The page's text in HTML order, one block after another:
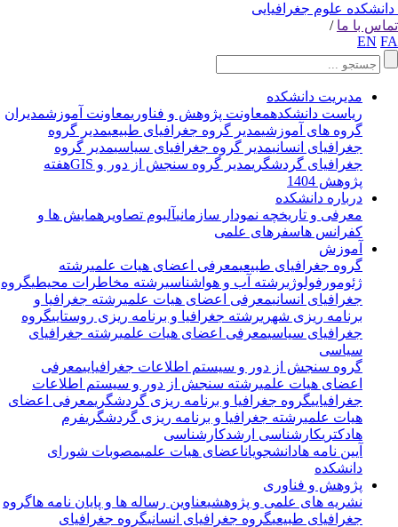
علوم جغرافیایی
با ما /
EN
مدیریت دانشکده
ریاست دانشکدهمعاونت پژوهش و فناوریمعاونت آموزشمدیران
گروه های آموزشیمدیر گروه جغرافیای طبیعیمدیر گروه
جغرافیای انسانیمدیر گروه جغرافیای سیاسیمدیر گروه
جغرافیای گردشگریمدیر گروه سنجش از دور و GIS
هفته
پژوهش 1404
درباره دانشکده
معرفی و تاریخچهنمودار سازمانیآلبوم تصاویرهمایش ها و
کفرانس هاسفرهای علمی
آموزش
گروه جغرافیای طبیعیمعرفی اعضای هیات علمیرشته
ژئومورفولوژیرشته آب و هواشناسیرشته مخاطرات محیطیگروه
جغرافیای انسانیمعرفی اعضای هیات علمیرشته جغرافیا و
برنامه ریزی شهریرشته جغرافیا و برنامه ریزی روستاییگروه
جغرافیای سیاسیمعرفی اعضای هیات علمیرشته جغرافیای
سیاسی
گروه سنجش از دور و سیستم اطلاعات جغرافیاییمعرفی
اعضای هیات علمیرشته سنجش از دور و سیستم اطلاعات
جغرافیاییگروه جغرافیا و برنامه ریزی گردشگریمعرفی اعضای
هیات علمیرشته جغرافیا و برنامه ریزی گردشگریفرم
هادکتریکارشناسی ارشدکارشناسی
آیین نامه هادانشجویاناعضای هیات علمیمصوبات شورای
دانشکده
پژوهش و فناوری
نشریه های علمی و پژوهشیعناوین رساله ها و پایان نامه هاگروه
جغرافیای طبیعیگروه جغرافیای انسانیگروه جغرافیای